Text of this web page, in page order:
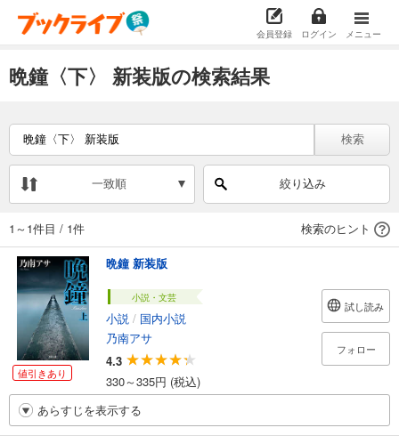
会員登録 ログイン メニュー
晩鐘〈下〉 新装版の検索結果
検索
一致順 絞り込み
1～1件目 / 1件 検索のヒント
値引きあり
晩鐘 新装版
小説・文芸
小説 / 国内小説
乃南アサ
4.3
330～335円 (税込)
試し読み
フォロー
あらすじを表示する